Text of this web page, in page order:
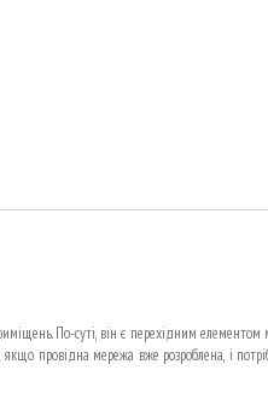
По-суті, він є перехідним
провідна мережа вже розроблена, і